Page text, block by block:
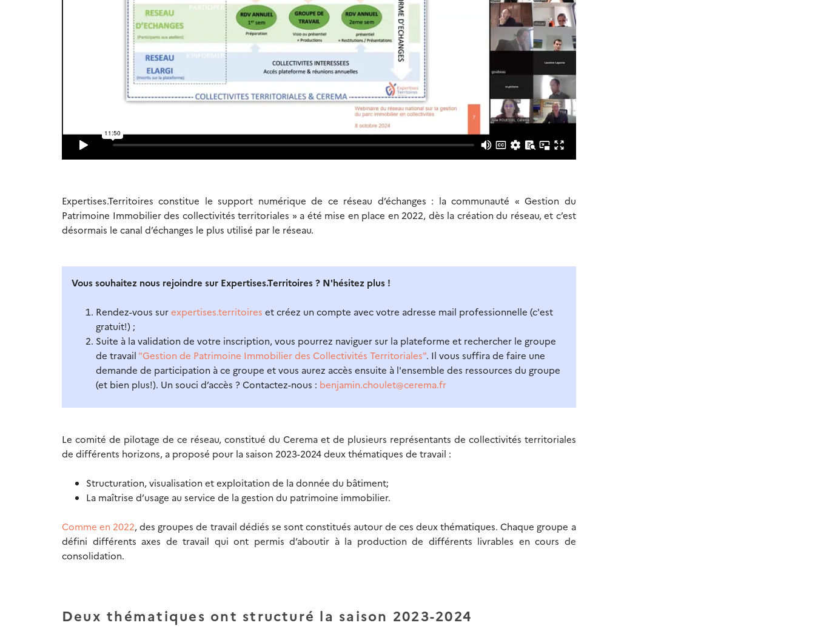
Expertises.Territoires constitue le support numérique de ce réseau d’échanges : la communauté « Gestion du
Patrimoine Immobilier des collectivités territoriales » a été mise en place en 2022, dès la création du réseau, et c’est
désormais le canal d’échanges le plus utilisé par le réseau.
Vous souhaitez nous rejoindre sur Expertises.Territoires ? N'hésitez plus !
Rendez-vous surexpertises.territoires et créez un compte avec votre adresse mail professionnelle (c'est
gratuit!) ;
Suite à la validation de votre inscription, vous pourrez naviguer sur la plateforme et rechercher le groupe
de travail "Gestion de Patrimoine Immobilier des Collectivités Territoriales". Il vous suffira de faire une
demande de participation à ce groupe et vous aurez accès ensuite à l'ensemble des ressources du groupe
(et bien plus!). Un souci d’accès ? Contactez-nous : benjamin.choulet@cerema.fr
Le comité de pilotage de ce réseau, constitué du Cerema et de plusieurs représentants de collectivités territoriales
de différents horizons, a proposé pour la saison 2023-2024 deux thématiques de travail :
Structuration, visualisation et exploitation de la donnée du bâtiment;
La maîtrise d’usage au service de la gestion du patrimoine immobilier.
Comme en 2022, des groupes de travail dédiés se sont constitués autour de ces deux thématiques. Chaque groupe a
défini différents axes de travail qui ont permis d’aboutir à la production de différents livrables en cours de
consolidation.
Deux thématiques ont structuré la saison 2023-2024